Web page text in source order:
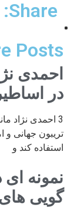
Share:
Posts
احمدی
در
3 احمدی نژاد
تریبون جهانی و
استفاده کند و
نمونه ای
گویی